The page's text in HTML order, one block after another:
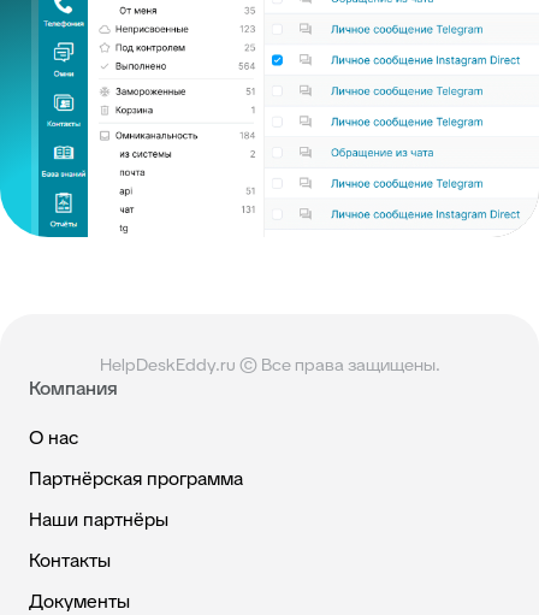
HelpDeskEddy.ru © Все права защищены.
Компания
О нас
Партнёрская программа
Наши партнёры
Контакты
Документы